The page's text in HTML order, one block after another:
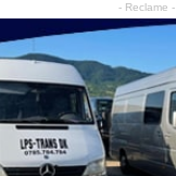
- Reclame -